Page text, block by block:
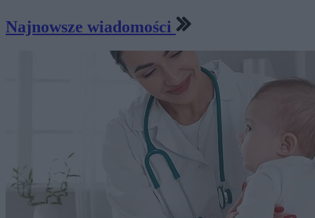
Najnowsze wiadomości